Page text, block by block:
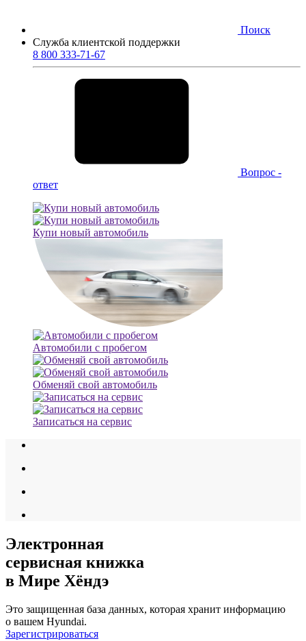
Поиск
Служба клиентской поддержки
8 800 333-71-67
Вопрос -
ответ
Купи новый автомобиль
Автомобили с пробегом
Обменяй свой автомобиль
Записаться на сервис
Электронная
сервисная книжка
в Мире Хёндэ
Это защищенная база данных, которая хранит информацию
о вашем Hyundai.
Зарегистрироваться